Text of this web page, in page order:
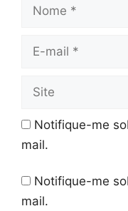
Site
Notifique-me
mail.
Notifique-me
mail.